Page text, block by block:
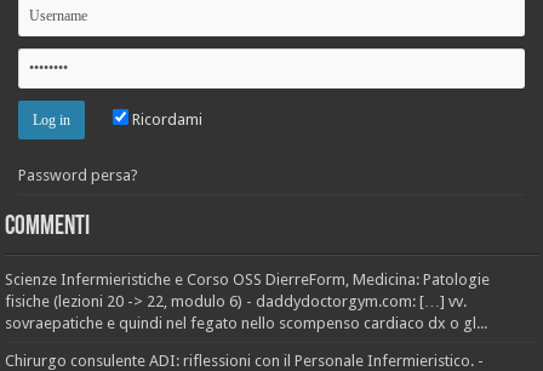
Ricordami
Password persa?
Commenti
Scienze Infermieristiche e Corso OSS DierreForm, Medicina: Patologie
fisiche (lezioni 20 -> 22, modulo 6) - daddydoctorgym.com: […] vv.
sovraepatiche e quindi nel fegato nello scompenso cardiaco dx o gl...
Chirurgo consulente ADI: riflessioni con il Personale Infermieristico. -